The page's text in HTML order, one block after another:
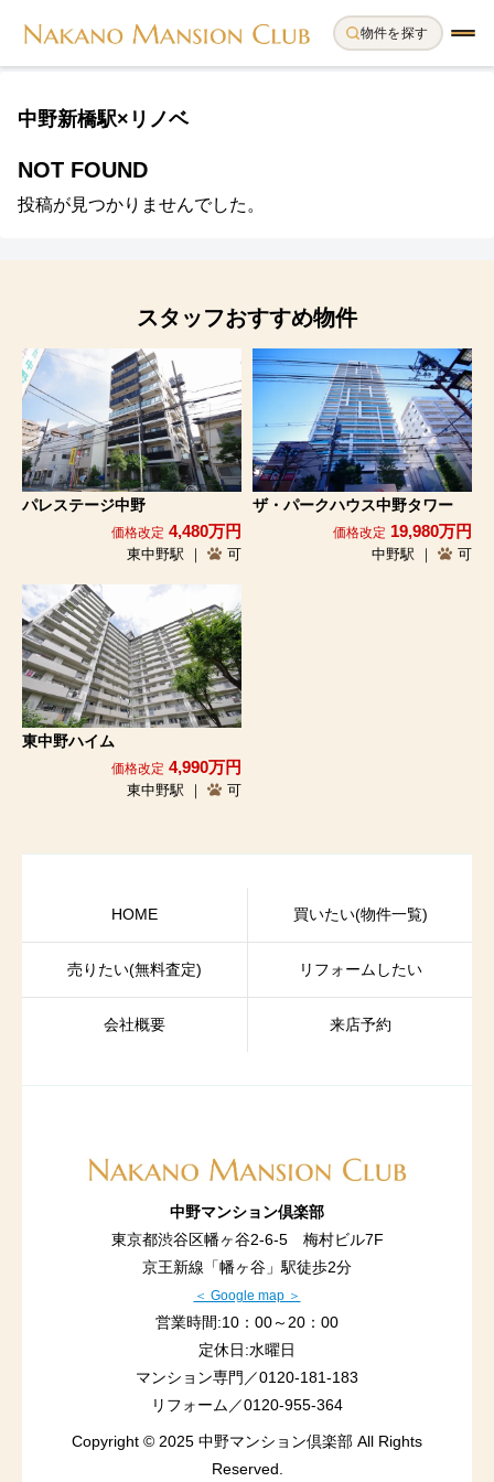
物件を探す
中野新橋駅×リノベ
NOT FOUND
投稿が見つかりませんでした。
スタッフおすすめ物件
パレステージ中野
価格改定 4,480万円
東中野駅 ｜ 可
ザ・パークハウス中野タワー
価格改定 19,980万円
中野駅 ｜ 可
東中野ハイム
価格改定 4,990万円
東中野駅 ｜ 可
HOME 買いたい(物件一覧)
売りたい(無料査定) リフォームしたい
会社概要 来店予約
中野マンション倶楽部
東京都渋谷区幡ヶ谷2-6-5 梅村ビル7F
京王新線「幡ヶ谷」駅徒歩2分
＜ Google map ＞
営業時間:10：00～20：00
定休日:水曜日
マンション専門／0120-181-183
リフォーム／0120-955-364
Copyright © 2025 中野マンション倶楽部 All Rights
Reserved.